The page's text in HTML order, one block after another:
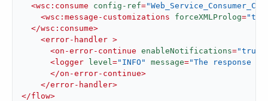
<wsc:consume config-ref=
<wsc:message-customizations forceXMLProlog=
</wsc:consume>
<error-handler >
<on-error-continue enableNotifications="true"
<logger level ="INFO" message="The response
</on-error-continue>
</error-handler>
</flow>